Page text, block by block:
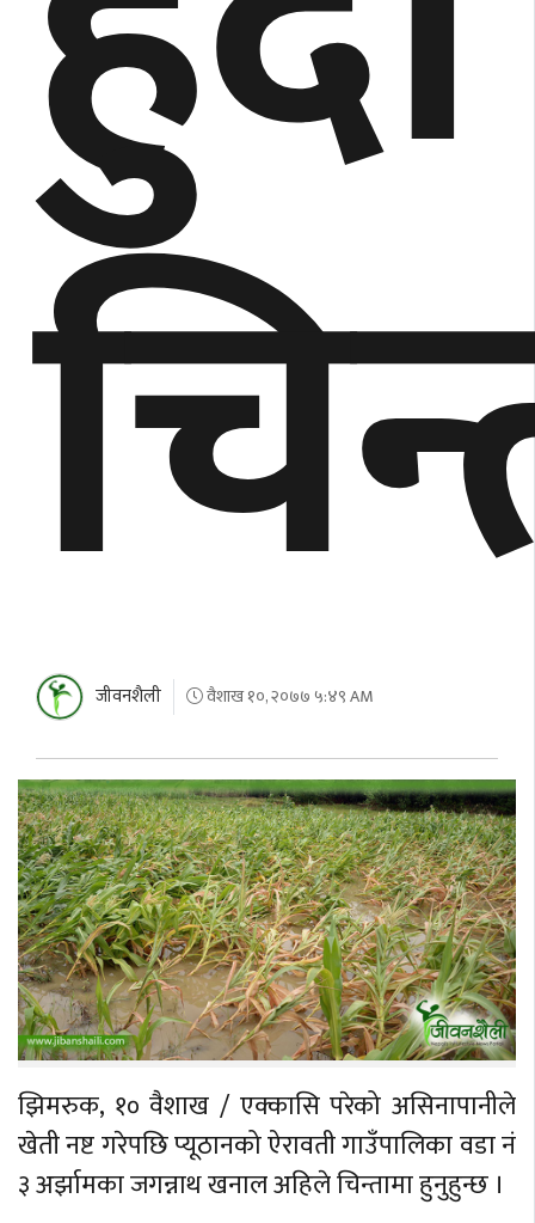
जीवनशैली वैशाख १०, २०७७ ५:४९ AM
झिमरुक, १० वैशाख / एक्कासि परेको असिनापानीले
खेती नष्ट गरेपछि प्यूठानको ऐरावती गाउँपालिका वडा नं
३ अर्झामका जगन्नाथ खनाल अहिले चिन्तामा हुनुहुन्छ ।